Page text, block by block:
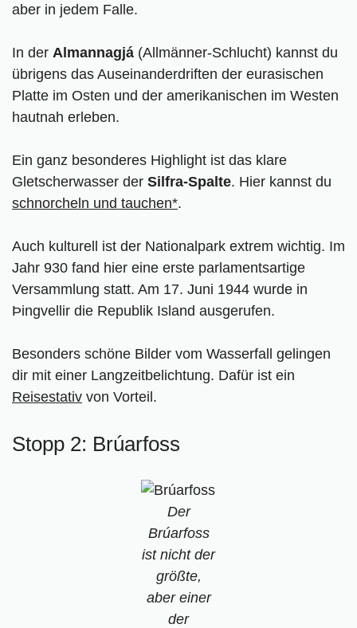
aber in jedem Falle.
In der Almannagjá (Allmänner-Schlucht) kannst du
übrigens das Auseinanderdriften der eurasischen
Platte im Osten und der amerikanischen im Westen
hautnah erleben.
Ein ganz besonderes Highlight ist das klare
Gletscherwasser der Silfra-Spalte. Hier kannst du
schnorcheln und tauchen*.
Auch kulturell ist der Nationalpark extrem wichtig. Im
Jahr 930 fand hier eine erste parlamentsartige
Versammlung statt. Am 17. Juni 1944 wurde in
Þingvellir die Republik Island ausgerufen.
Besonders schöne Bilder vom Wasserfall gelingen
dir mit einer Langzeitbelichtung. Dafür ist ein
Reisestativ von Vorteil.
Stopp 2: Brúarfoss
Der
Brúarfoss
ist nicht der
größte,
aber einer
der